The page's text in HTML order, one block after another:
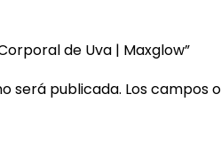
de Uva | Maxglow”
será publicada. Los campos